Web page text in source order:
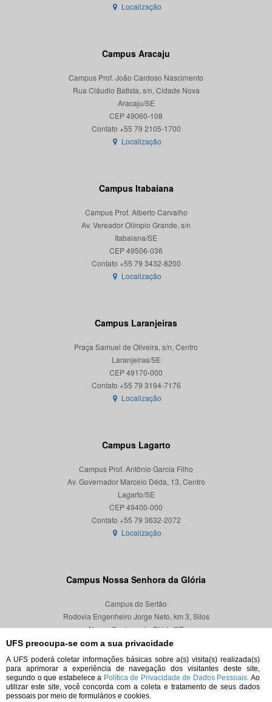
UFS preocupa-se com a sua privacidade
A UFS poderá coletar informações básicas sobre a(s) visita(s) realizada(s)
para aprimorar a experiência de navegação dos visitantes deste site,
segundo o que estabelece a Política de Privacidade de Dados Pessoais. Ao
utilizar este site, você concorda com a coleta e tratamento de seus dados
pessoais por meio de formulários e cookies.
Localização
Campus Aracaju
Campus Prof. João Cardoso Nascimento
Rua Cláudio Batista, s/n, Cidade Nova
Aracaju/SE
CEP 49060-108
Localização
Campus Itabaiana
Campus Prof. Alberto Carvalho
Av. Vereador Olímpio Grande, s/n
Itabaiana/SE
CEP 49506-036
Localização
Campus Laranjeiras
Praça Samuel de Oliveira, s/n, Centro
Laranjeiras/SE
CEP 49170-000
Localização
Campus Lagarto
Campus Prof. Antônio Garcia Filho
Av. Governador Marcelo Déda, 13, Centro
Lagarto/SE
CEP 49400-000
Localização
Campus Nossa Senhora da Glória
Campus do Sertão
Rodovia Engenheiro Jorge Neto, km 3, Silos
Nossa Senhora da Glória/SE
CEP 49680-000
Localização